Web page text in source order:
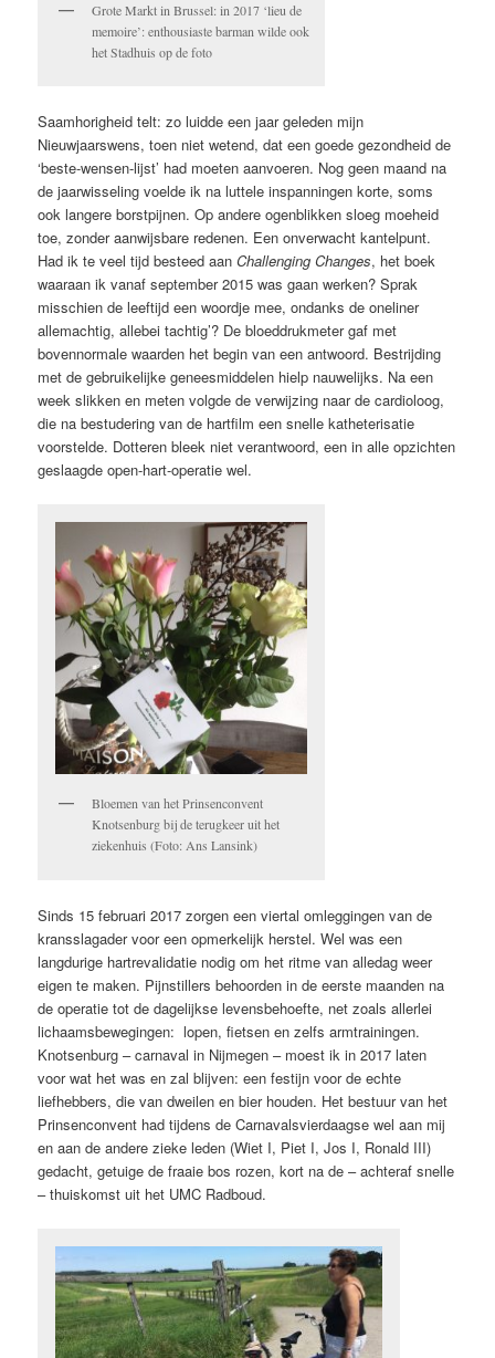
Grote Markt in Brussel: in 2017 ‘lieu de
memoire’: enthousiaste barman wilde ook
het Stadhuis op de foto
Saamhorigheid telt: zo luidde een jaar geleden mijn
Nieuwjaarswens, toen niet wetend, dat een goede gezondheid de
‘beste-wensen-lijst’ had moeten aanvoeren. Nog geen maand na
de jaarwisseling voelde ik na luttele inspanningen korte, soms
ook langere borstpijnen. Op andere ogenblikken sloeg moeheid
toe, zonder aanwijsbare redenen. Een onverwacht kantelpunt.
Had ik te veel tijd besteed aanChallenging Changes, het boek
waaraan ik vanaf september 2015 was gaan werken? Sprak
misschien de leeftijd een woordje mee, ondanks de oneliner
allemachtig, allebei tachtig’? De bloeddrukmeter gaf met
bovennormale waarden het begin van een antwoord. Bestrijding
met de gebruikelijke geneesmiddelen hielp nauwelijks. Na een
week slikken en meten volgde de verwijzing naar de cardioloog,
die na bestudering van de hartfilm een snelle katheterisatie
voorstelde. Dotteren bleek niet verantwoord, een in alle opzichten
geslaagde open-hart-operatie wel.
Bloemen van het Prinsenconvent
Knotsenburg bij de terugkeer uit het
ziekenhuis (Foto: Ans Lansink)
Sinds 15 februari 2017 zorgen een viertal omleggingen van de
kransslagader voor een opmerkelijk herstel. Wel was een
langdurige hartrevalidatie nodig om het ritme van alledag weer
eigen te maken. Pijnstillers behoorden in de eerste maanden na
de operatie tot de dagelijkse levensbehoefte, net zoals allerlei
lichaamsbewegingen: lopen, fietsen en zelfs armtrainingen.
Knotsenburg – carnaval in Nijmegen – moest ik in 2017 laten
voor wat het was en zal blijven: een festijn voor de echte
liefhebbers, die van dweilen en bier houden. Het bestuur van het
Prinsenconvent had tijdens de Carnavalsvierdaagse wel aan mij
en aan de andere zieke leden (Wiet I, Piet I, Jos I, Ronald III)
gedacht, getuige de fraaie bos rozen, kort na de – achteraf snelle
– thuiskomst uit het UMC Radboud.